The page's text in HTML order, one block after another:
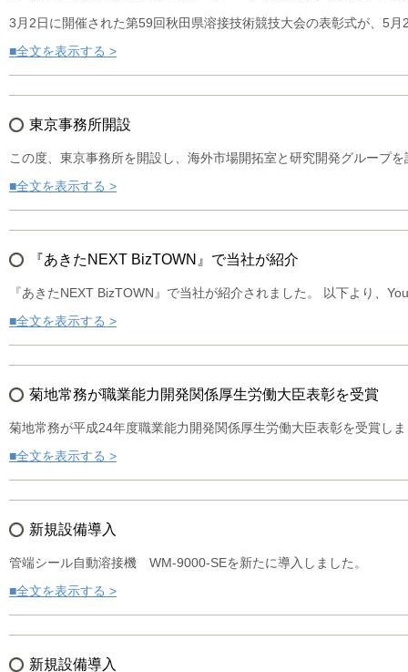
3月2日に開催された第59回秋田県溶接技術競技大会の表彰式が、5
■全文を表示する >
東京事務所開設
この度、東京事務所を開設し、海外市場開拓室と研究開発グループ
■全文を表示する >
『あきたNEXT BizTOWN』で当社が紹介
『あきたNEXT BizTOWN』で当社が紹介されました。 以下より、
■全文を表示する >
菊地常務が職業能力開発関係厚生労働大臣表彰を受賞
菊地常務が平成24年度職業能力開発関係厚生労働大臣表彰を受賞し
■全文を表示する >
新規設備導入
管端シール自動溶接機 WM-9000-SEを新たに導入しました。
■全文を表示する >
新規設備導入